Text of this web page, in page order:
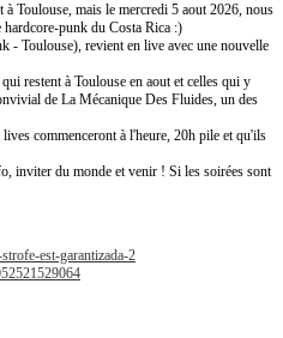
Toulouse, mais le mercredi 5 aout 2026, nous
punk du Costa Rica :)
- Toulouse), revient en live avec une nouvelle
restent à Toulouse en aout et celles qui y
de La Mécanique Des Fluides, un des
commenceront à l'heure, 20h pile et qu'ils
inviter du monde et venir ! Si les soirées sont
est-garantizada-2